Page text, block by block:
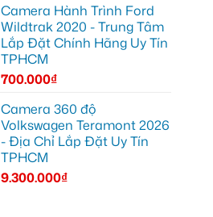
Camera Hành Trình Ford
Wildtrak 2020 - Trung Tâm
Lắp Đặt Chính Hãng Uy Tín
TPHCM
700.000₫
Camera 360 độ
Volkswagen Teramont 2026
- Địa Chỉ Lắp Đặt Uy Tín
TPHCM
9.300.000₫